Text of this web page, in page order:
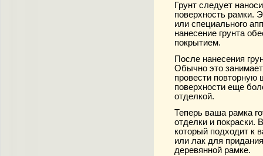
Грунт следует
поверхность рамки.
или специального
нанесение грунта
покрытием.
После нанесения
Обычно это
провести повторную
поверхности еще
отделкой.
Теперь ваша рамка
отделки и покраски.
который подходит к
или лак для
деревянной рамке.